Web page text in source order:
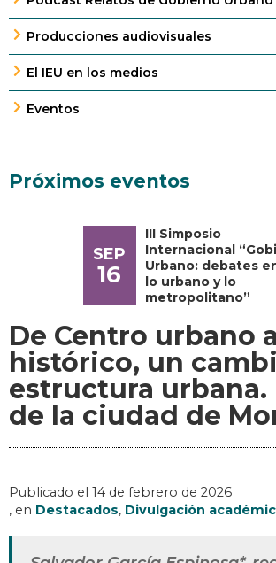
Producciones audiovisuales
El IEU en los medios
Eventos
Próximos eventos
SEP
16
III Simposio
Internacional
Urbano: debates
lo urbano y lo
metropolitano”
De Centro urbano
histórico, un
estructura urbana.
de la ciudad de
Publicado el 14 de febrero de 2026
, en Destacados, Divulgación